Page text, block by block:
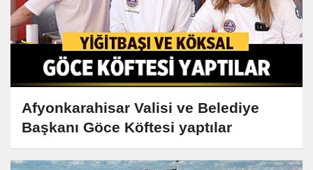
Afyonkarahisar Valisi ve Belediye
Başkanı Göce Köftesi yaptılar